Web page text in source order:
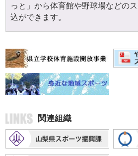
っと」から体育館や野球場などの
込ができます。
関連組織